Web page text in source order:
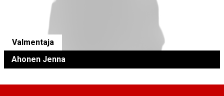
Valmentaja
Ahonen Jenna